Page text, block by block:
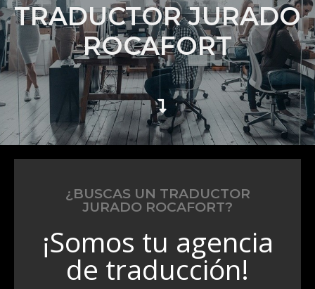
TRADUCTOR JURADO
ROCAFORT
¿BUSCAS UN TRADUCTOR
JURADO ROCAFORT?
¡Somos tu agencia
de traducción!